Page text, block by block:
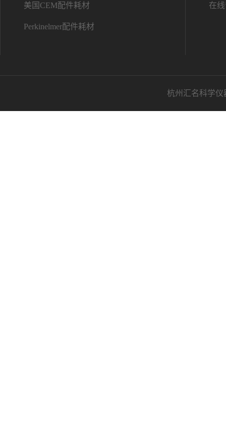
美国CEM配件耗材
Perkinelmer配件耗材
在
杭州汇名科学仪